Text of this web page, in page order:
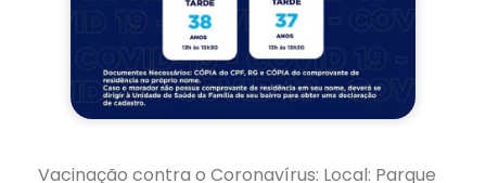
Vacinação contra o Coronavírus: Local: Parque